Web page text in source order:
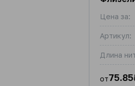
Цена за:
Артикул:
Длина
от75.85